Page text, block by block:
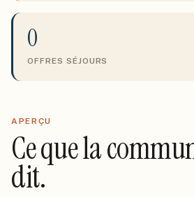
0
OFFRES SÉJOURS
APERÇU
Ce que la
dit.